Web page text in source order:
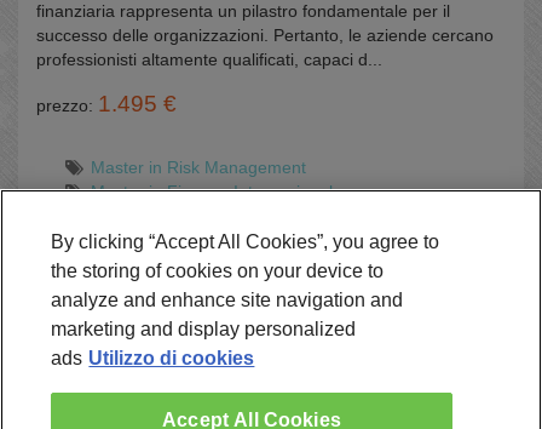
finanziaria rappresenta un pilastro fondamentale per il
successo delle organizzazioni. Pertanto, le aziende cercano
professionisti altamente qualificati, capaci d...
prezzo: 1.495 €
Master in Risk Management
Master in Finanza Internazionale
Richiedi Informazioni
By clicking “Accept All Cookies”, you agree to
the storing of cookies on your device to
analyze and enhance site navigation and
marketing and display personalized
ads Utilizzo di cookies
Accept All Cookies